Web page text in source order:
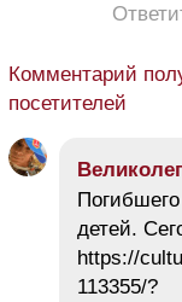
Комментарий
посетителей
детей.
https://
113355/?